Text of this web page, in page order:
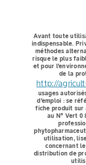
Avant toute
indispensable.
méthodes
risque le plus
et pour
de la
http://
usages
d'emploi : se
fiche produit sur
au N° Vert 0
utilisation,
concernant
distribution de